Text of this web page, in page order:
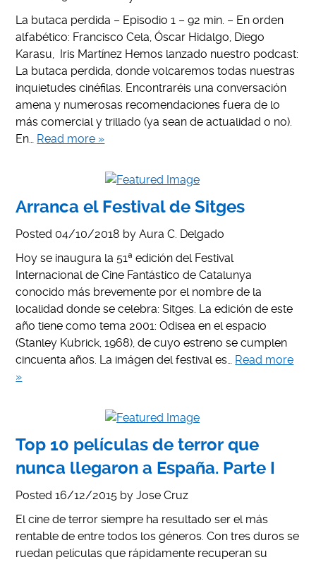
La butaca perdida – Episodio 1 – 92 min. – En orden
alfabético: Francisco Cela, Óscar Hidalgo, Diego
Karasu, Iris Martínez Hemos lanzado nuestro podcast:
La butaca perdida, donde volcaremos todas nuestras
inquietudes cinéfilas. Encontraréis una conversación
amena y numerosas recomendaciones fuera de lo
más comercial y trillado (ya sean de actualidad o no).
En… Read more »
Arranca el Festival de Sitges
Posted 04/10/2018 byAura C. Delgado
Hoy se inaugura la 51ª edición del Festival
Internacional de Cine Fantástico de Catalunya
conocido más brevemente por el nombre de la
localidad donde se celebra: Sitges. La edición de este
año tiene como tema 2001: Odisea en el espacio
(Stanley Kubrick, 1968), de cuyo estreno se cumplen
cincuenta años. La imágen del festival es… Read more
»
Top 10 películas de terror que
nunca llegaron a España. Parte I
Posted16/12/2015 byJose Cruz
El cine de terror siempre ha resultado ser el más
rentable de entre todos los géneros. Con tres duros se
ruedan películas que rápidamente recuperan su